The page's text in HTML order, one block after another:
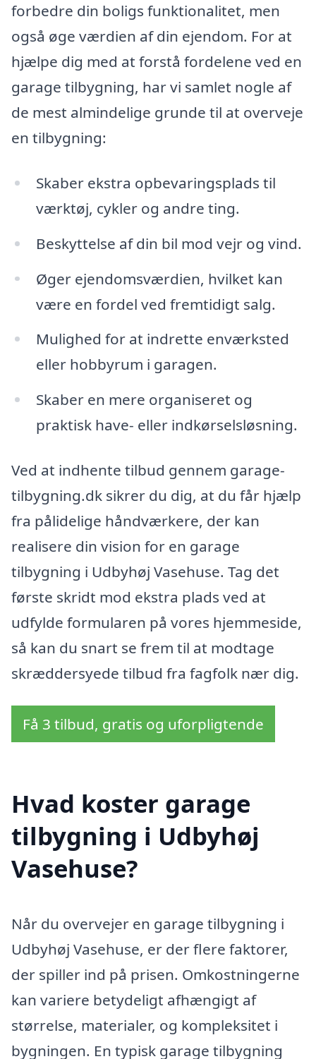
forbedre din boligs funktionalitet, men
også øge værdien af din ejendom. For at
hjælpe dig med at forstå fordelene ved en
garage tilbygning, har vi samlet nogle af
de mest almindelige grunde til at overveje
en tilbygning:
Skaber ekstra opbevaringsplads til
værktøj, cykler og andre ting.
Beskyttelse af din bil mod vejr og vind.
Øger ejendomsværdien, hvilket kan
være en fordel ved fremtidigt salg.
Mulighed for at indrette enværksted
eller hobbyrum i garagen.
Skaber en mere organiseret og
praktisk have- eller indkørselsløsning.
Ved at indhente tilbud gennem garage-
tilbygning.dk sikrer du dig, at du får hjælp
fra pålidelige håndværkere, der kan
realisere din vision for en garage
tilbygning i Udbyhøj Vasehuse. Tag det
første skridt mod ekstra plads ved at
udfylde formularen på vores hjemmeside,
så kan du snart se frem til at modtage
skræddersyede tilbud fra fagfolk nær dig.
Få 3 tilbud, gratis og uforpligtende
Hvad koster garage
tilbygning i Udbyhøj
Vasehuse?
Når du overvejer en garage tilbygning i
Udbyhøj Vasehuse, er der flere faktorer,
der spiller ind på prisen. Omkostningerne
kan variere betydeligt afhængigt af
størrelse, materialer, og kompleksitet i
bygningen. En typisk garage tilbygning